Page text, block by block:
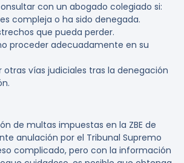
con un abogado colegiado si:
compleja o ha sido denegada.
que pueda perder.
proceder adecuadamente en su
otras vías judiciales tras la denegación
de multas impuestas en la ZBE de
anulación por el Tribunal Supremo
complicado, pero con la información